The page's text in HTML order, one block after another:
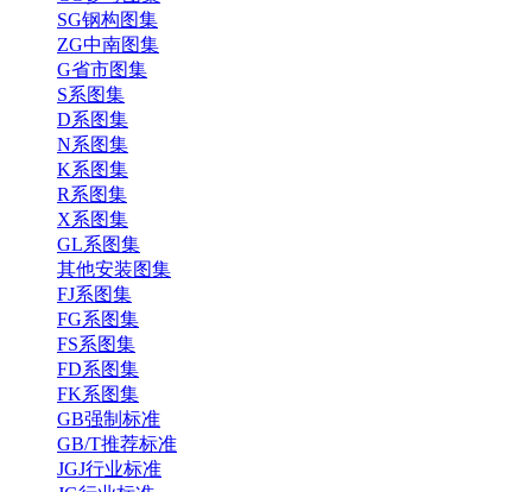
SG钢构图集
ZG中南图集
G省市图集
S系图集
D系图集
N系图集
K系图集
R系图集
X系图集
GL系图集
其他安装图集
FJ系图集
FG系图集
FS系图集
FD系图集
FK系图集
GB强制标准
GB/T推荐标准
JGJ行业标准